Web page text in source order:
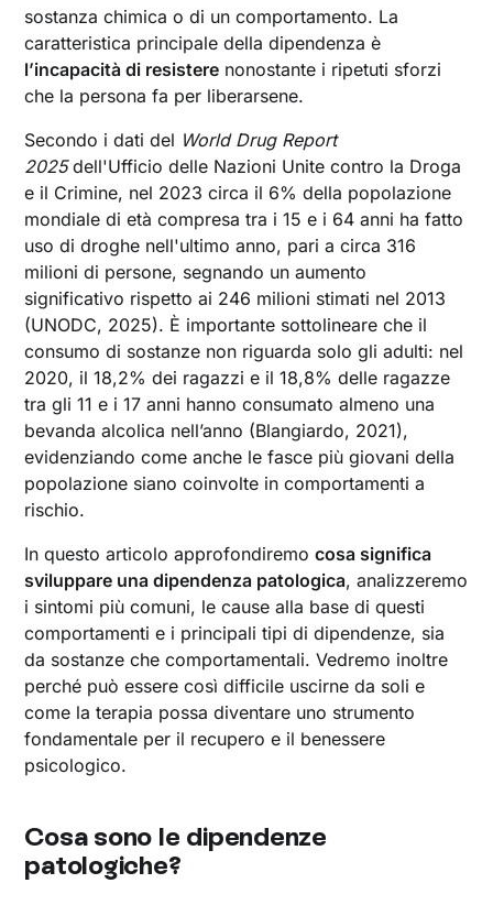
sostanza chimica o di un comportamento. La
caratteristica principale della dipendenza è
l’incapacità di resistere nonostante i ripetuti sforzi
che la persona fa per liberarsene.
Secondo i dati del World Drug Report
2025dell'Ufficio delle Nazioni Unite contro la Droga
e il Crimine, nel 2023 circa il 6% della popolazione
mondiale di età compresa tra i 15 e i 64 anni ha fatto
uso di droghe nell'ultimo anno, pari a circa 316
milioni di persone, segnando un aumento
significativo rispetto ai 246 milioni stimati nel 2013
(UNODC, 2025). È importante sottolineare che il
consumo di sostanze non riguarda solo gli adulti: nel
2020, il 18,2% dei ragazzi e il 18,8% delle ragazze
tra gli 11 e i 17 anni hanno consumato almeno una
bevanda alcolica nell’anno (Blangiardo, 2021),
evidenziando come anche le fasce più giovani della
popolazione siano coinvolte in comportamenti a
rischio.
In questo articolo approfondiremocosa significa
sviluppare una dipendenza patologica, analizzeremo
i sintomi più comuni, le cause alla base di questi
comportamenti e i principali tipi di dipendenze, sia
da sostanze che comportamentali. Vedremo inoltre
perché può essere così difficile uscirne da soli e
come la terapia possa diventare uno strumento
fondamentale per il recupero e il benessere
psicologico.
Cosa sono le dipendenze
patologiche?